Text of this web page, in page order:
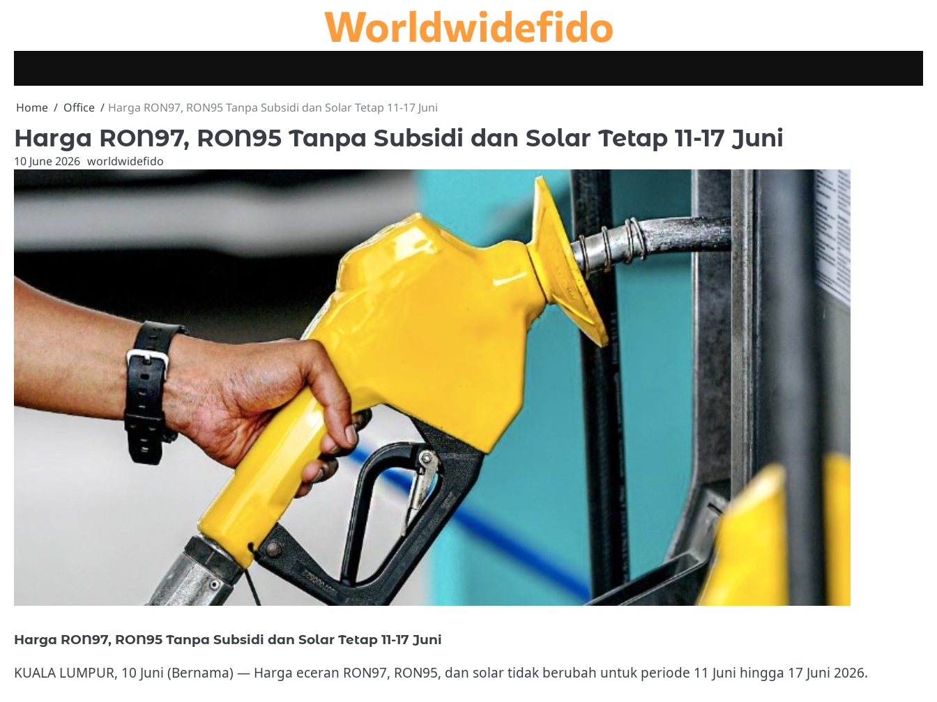
Worldwidefido
Home Office Harga RON97, RON95 Tanpa Subsidi dan Solar Tetap 11-17 Juni
Harga RON97, RON95 Tanpa Subsidi dan Solar Tetap 11-17 Juni
10 June 2026 worldwidefido
Harga RON97, RON95 Tanpa Subsidi dan Solar Tetap 11-17 Juni
KUALA LUMPUR, 10 Juni (Bernama) — Harga eceran RON97, RON95, dan solar tidak berubah untuk periode 11 Juni hingga 17 Juni 2026.